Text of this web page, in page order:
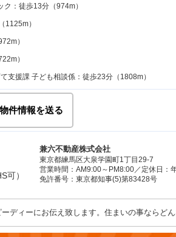
：徒歩13分（974m）
1125m）
）
）
支援課 子ども相談係：徒歩23分（1808m）
件情報を送る
可）
兼六不動産株式会社
東京都練馬区大泉学園町1丁目29-7
営業時間：AM9:00～PM8:00／定休日：
免許番号：東京都知事(5)第83428号
ディーにお伝え致します。住まいの事ならど